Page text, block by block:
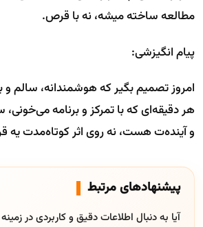
مطالعه ساخته میشه، نه با قرص.
پیام انگیزشی:
امروز تصمیم بگیر که هوشمندانه، سالم و
هر دقیقه‌ای که با تمرکز و برنامه
و آینده‌ت هست، نه روی اثر کوتاه‌مدت یه
پیشنهادهای مرتبط
آیا به دنبال اطلاعات دقیق و کاربردی در